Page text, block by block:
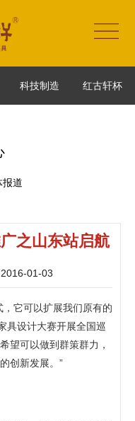
科技制造 红古轩杯
报道
之山东站启航
01-03
它可以扩展我们原有的
具设计大赛开展全国巡
望可以做到群策群力，
创新发展。”